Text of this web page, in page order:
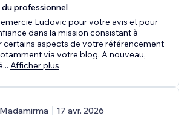
du professionnel
Ludovic pour votre avis et pour
dans la mission consistant à
certains aspects de votre référencement
via votre blog. A nouveau,
... Afficher plus
Madamirma 17 avr. 2026